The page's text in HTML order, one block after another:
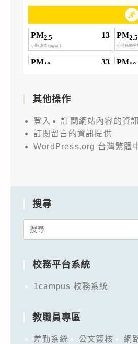
其他操作
登入
訂閱網站內容的資
訂閱留言的資訊提供
WordPress.org 台灣繁體
搜尋
Search
校務平台系統
1campus 校務系統
教職員專區
差勤系統 公文簽核
網